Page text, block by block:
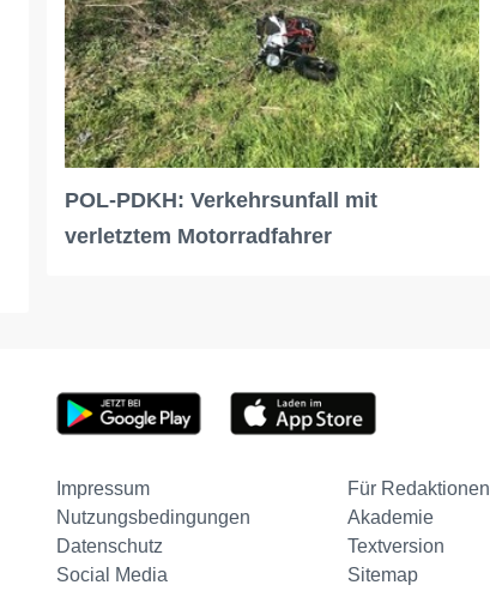
POL-PDKH: Verkehrsunfall mit
verletztem Motorradfahrer
Impressum Für Redaktionen
Nutzungsbedingungen
Akademie
Datenschutz
Textversion
Social Media
Sitemap